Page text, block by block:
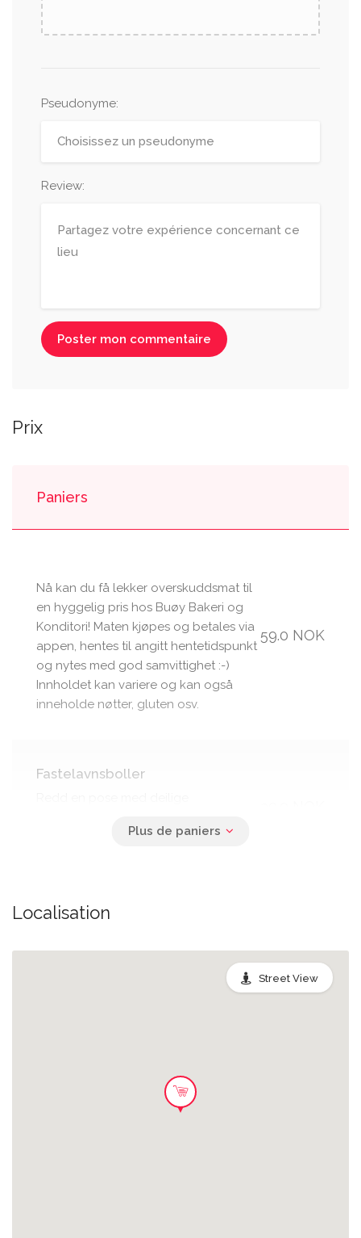
Pseudonyme:
Review:
Poster mon commentaire
Prix
Paniers
Nå kan du få lekker overskuddsmat til
en hyggelig pris hos Buøy Bakeri og
Konditori! Maten kjøpes og betales via
appen, hentes til angitt hentetidspunkt
og nytes med god samvittighet :-)
Innholdet kan variere og kan også
inneholde nøtter, gluten osv.
59.0 NOK
Fastelavnsboller
Fastelavnsboller
fastelavnsboller og vær med i kampen
Localisation
Street View